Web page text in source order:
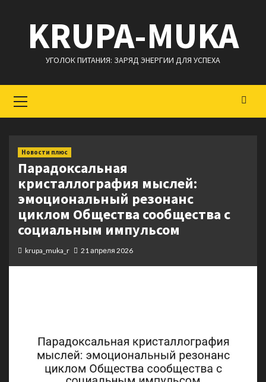
содержимому
KRUPA-MUKA
УГОЛОК ПИТАНИЯ: ЗАРЯД ЭНЕРГИИ ДЛЯ УСПЕХА
меню
Новости плюс
Парадоксальная
кристаллография мыслей:
эмоциональный резонанс
циклом Общества сообщества с
социальным импульсом
krupa_muka_r 21 апреля 2026